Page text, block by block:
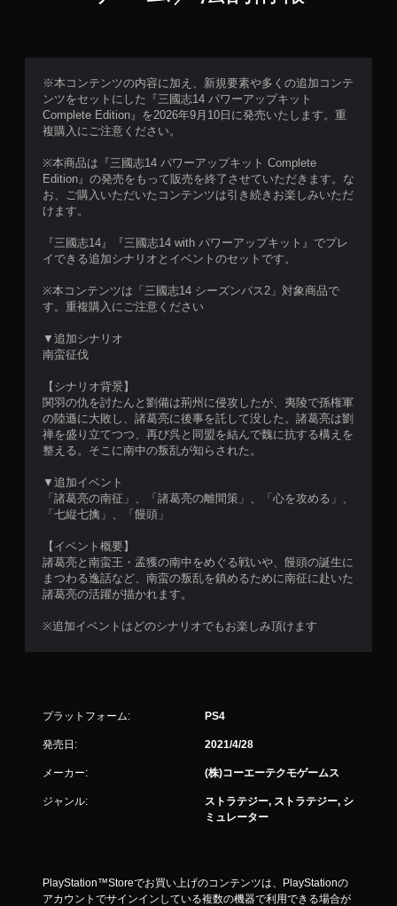
※本コンテンツの内容に加え、新規要素や多くの追加コンテ
ンツをセットにした『三國志14 パワーアップキット
Complete Edition』を2026年9月10日に発売いたします。重
複購入にご注意ください。
※本商品は『三國志14 パワーアップキット Complete
Edition』の発売をもって販売を終了させていただきます。な
お、ご購入いただいたコンテンツは引き続きお楽しみいただ
けます。
『三國志14』『三國志14 with パワーアップキット』でプレ
イできる追加シナリオとイベントのセットです。
※本コンテンツは「三國志14 シーズンパス2」対象商品で
す。重複購入にご注意ください
▼追加シナリオ
南蛮征伐
【シナリオ背景】
関羽の仇を討たんと劉備は荊州に侵攻したが、夷陵で孫権軍
の陸遜に大敗し、諸葛亮に後事を託して没した。諸葛亮は劉
禅を盛り立てつつ、再び呉と同盟を結んで魏に抗する構えを
整える。そこに南中の叛乱が知らされた。
▼追加イベント
「諸葛亮の南征」、「諸葛亮の離間策」、「心を攻める」、
「七縦七擒」、「饅頭」
【イベント概要】
諸葛亮と南蛮王・孟獲の南中をめぐる戦いや、饅頭の誕生に
まつわる逸話など、南蛮の叛乱を鎮めるために南征に赴いた
諸葛亮の活躍が描かれます。
※追加イベントはどのシナリオでもお楽しみ頂けます
プラットフォーム: PS4
発売日: 2021/4/28
メーカー: (株)コーエーテクモゲームス
ジャンル:
ストラテジー, ストラテジー, シ
ミュレーター
PlayStation™Storeでお買い上げのコンテンツは、PlayStationの
アカウントでサインインしている複数の機器で利用できる場合が